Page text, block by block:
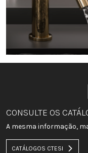
CONSULTE OS
A mesma informação,
CATÁLOGOS CTESI